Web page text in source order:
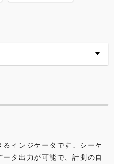
インジケータです。シーケ
タ出力が可能で、計測の自